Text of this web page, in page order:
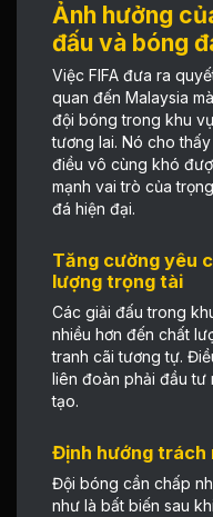
Ảnh hưởng
đấu và bóng
Việc FIFA đưa ra
quan đến Malaysia
đội bóng trong khu
tương lai. Nó cho
điều vô cùng khó
mạnh vai trò của
đá hiện đại.
Tăng cường yêu
lượng trọng tài
Các giải đấu trong
nhiều hơn đến chất
tranh cãi tương tự.
liên đoàn phải đầu tư
tạo.
Định hướng trách
Đội bóng cần chấp
như là bất biến sau